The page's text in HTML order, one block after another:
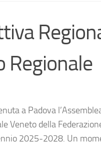
Regionale
a Padova
Veneto della
2025-2028. Un